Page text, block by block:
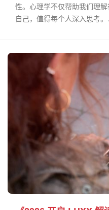
性。心理学不仅帮助我们理
自己，值得每个人深入思考。